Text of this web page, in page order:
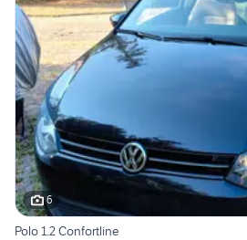
6
Polo 1.2 Confortline